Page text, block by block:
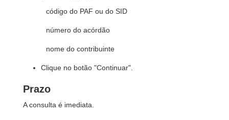
código do PAF ou do SID
número do acórdão
nome do contribuinte
Clique no botão "Continuar".
Prazo
A consulta é imediata.